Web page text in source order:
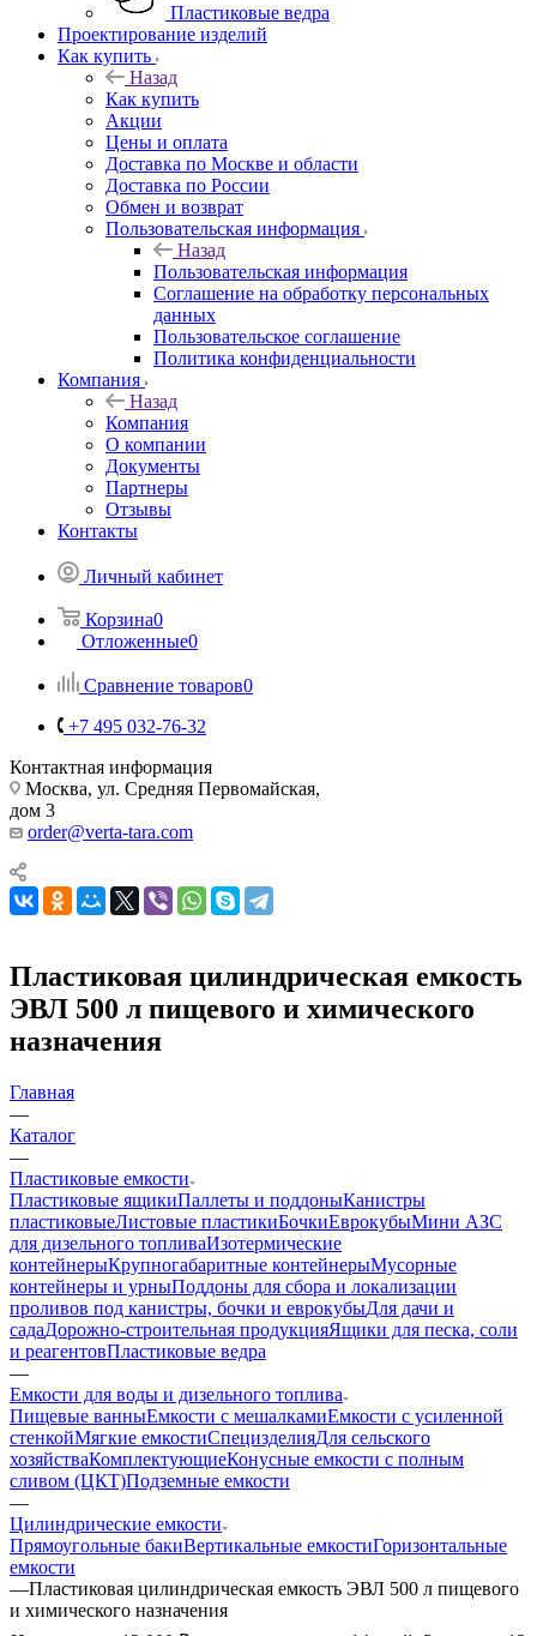
Пластиковые ведра
Проектирование изделий
Как купить
Назад
Как купить
Акции
Цены и оплата
Доставка по Москве и области
Доставка по России
Обмен и возврат
Пользовательская информация
Назад
Пользовательская информация
Соглашение на обработку персональных
данных
Пользовательское соглашение
Политика конфиденциальности
Компания
Назад
Компания
О компании
Документы
Партнеры
Отзывы
Контакты
Личный кабинет
Корзина0
Отложенные0
Сравнение товаров0
+7 495 032-76-32
Контактная информация
Москва, ул. Средняя Первомайская,
дом 3
order@verta-tara.com
Пластиковая цилиндрическая емкость
ЭВЛ 500 л пищевого и химического
назначения
Главная
—
Каталог
—
Пластиковые емкости
Пластиковые ящикиПаллеты и поддоныКанистры
пластиковыеЛистовые пластикиБочкиЕврокубыМини АЗС
для дизельного топливаИзотермические
контейнерыКрупногабаритные контейнерыМусорные
контейнеры и урныПоддоны для сбора и локализации
проливов под канистры, бочки и еврокубыДля дачи и
садаДорожно-строительная продукцияЯщики для песка, соли
и реагентовПластиковые ведра
—
Емкости для воды и дизельного топлива
Пищевые ванныЕмкости с мешалкамиЕмкости с усиленной
стенкойМягкие емкостиСпецизделияДля сельского
хозяйстваКомплектующиеКонусные емкости с полным
сливом (ЦКТ)Подземные емкости
—
Цилиндрические емкости
Прямоугольные бакиВертикальные емкостиГоризонтальные
емкости
—Пластиковая цилиндрическая емкость ЭВЛ 500 л пищевого
и химического назначения